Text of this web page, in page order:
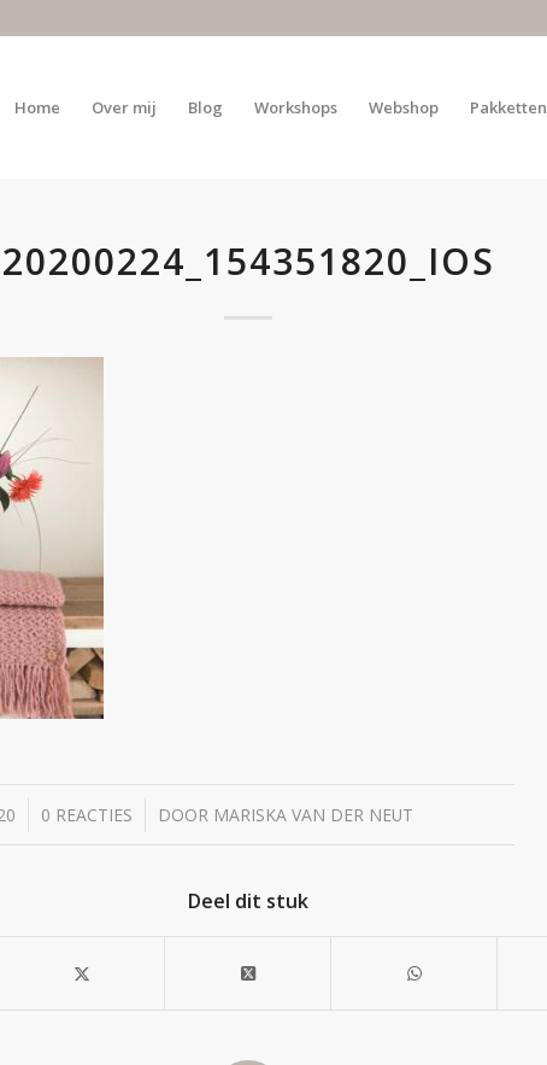
Home Over mij Blog Workshops Webshop Pakketten
20200224_154351820_IOS
0 REACTIES
/ DOOR MARISKA VAN DER NEUT
Deel dit stuk